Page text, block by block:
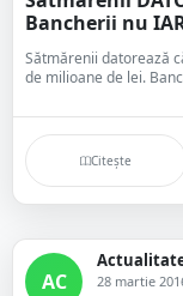
Bancherii nu
Sătmărenii datorează
de milioane de lei.
Citește
AC 28 martie